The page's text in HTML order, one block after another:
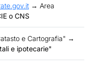
→ Area
o CNS
e Cartografia" →
e ipotecarie"